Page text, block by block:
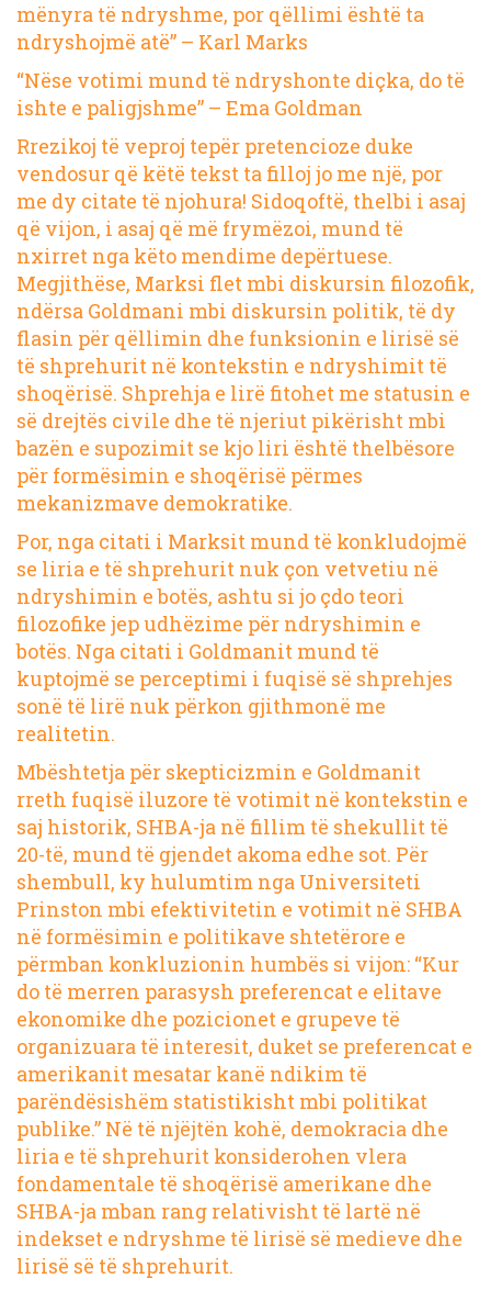
mënyra të ndryshme, por qëllimi është ta
ndryshojmë atë” – Karl Marks
“Nëse votimi mund të ndryshonte diçka, do të
ishte e paligjshme” – Ema Goldman
Rrezikoj të veproj tepër pretencioze duke
vendosur që këtë tekst ta filloj jo me një, por
me dy citate të njohura! Sidoqoftë, thelbi i asaj
që vijon, i asaj që më frymëzoi, mund të
nxirret nga këto mendime depërtuese.
Megjithëse, Marksi flet mbi diskursin filozofik,
ndërsa Goldmani mbi diskursin politik, të dy
flasin për qëllimin dhe funksionin e lirisë së
të shprehurit në kontekstin e ndryshimit të
shoqërisë. Shprehja e lirë fitohet me statusin e
së drejtës civile dhe të njeriut pikërisht mbi
bazën e supozimit se kjo liri është thelbësore
për formësimin e shoqërisë përmes
mekanizmave demokratike.
Por, nga citati i Marksit mund të konkludojmë
se liria e të shprehurit nuk çon vetvetiu në
ndryshimin e botës, ashtu si jo çdo teori
filozofike jep udhëzime për ndryshimin e
botës. Nga citati i Goldmanit mund të
kuptojmë se perceptimi i fuqisë së shprehjes
sonë të lirë nuk përkon gjithmonë me
realitetin.
Mbështetja për skepticizmin e Goldmanit
rreth fuqisë iluzore të votimit në kontekstin e
saj historik, SHBA-ja në fillim të shekullit të
20-të, mund të gjendet akoma edhe sot. Për
shembull, ky hulumtim nga Universiteti
Prinston mbi efektivitetin e votimit në SHBA
në formësimin e politikave shtetërore e
përmban konkluzionin humbës si vijon: “Kur
do të merren parasysh preferencat e elitave
ekonomike dhe pozicionet e grupeve të
organizuara të interesit, duket se preferencat e
amerikanit mesatar kanë ndikim të
parëndësishëm statistikisht mbi politikat
publike.” Në të njëjtën kohë, demokracia dhe
liria e të shprehurit konsiderohen vlera
fondamentale të shoqërisë amerikane dhe
SHBA-ja mban rang relativisht të lartë në
indekset e ndryshme të lirisë së medieve dhe
lirisë së të shprehurit.